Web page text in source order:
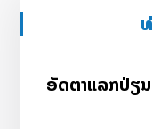
ອັດ​ຕາ​ແລກ​ປ່ຽ